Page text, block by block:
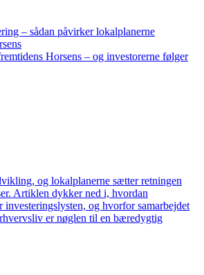
– sådan påvirker lokalplanerne
Horsens – og investorerne følger
og lokalplanerne sætter retningen
Artiklen dykker ned i, hvordan
og hvorfor samarbejdet
er nøglen til en bæredygtig